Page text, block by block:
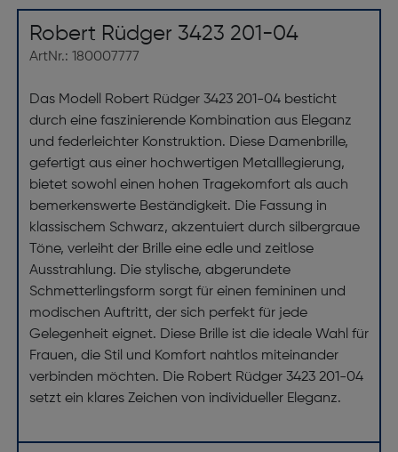
Robert Rüdger 3423 201-04
ArtNr.: 180007777
Das Modell Robert Rüdger 3423 201-04 besticht
durch eine faszinierende Kombination aus Eleganz
und federleichter Konstruktion. Diese Damenbrille,
gefertigt aus einer hochwertigen Metalllegierung,
bietet sowohl einen hohen Tragekomfort als auch
bemerkenswerte Beständigkeit. Die Fassung in
klassischem Schwarz, akzentuiert durch silbergraue
Töne, verleiht der Brille eine edle und zeitlose
Ausstrahlung. Die stylische, abgerundete
Schmetterlingsform sorgt für einen femininen und
modischen Auftritt, der sich perfekt für jede
Gelegenheit eignet. Diese Brille ist die ideale Wahl für
Frauen, die Stil und Komfort nahtlos miteinander
verbinden möchten. Die Robert Rüdger 3423 201-04
setzt ein klares Zeichen von individueller Eleganz.